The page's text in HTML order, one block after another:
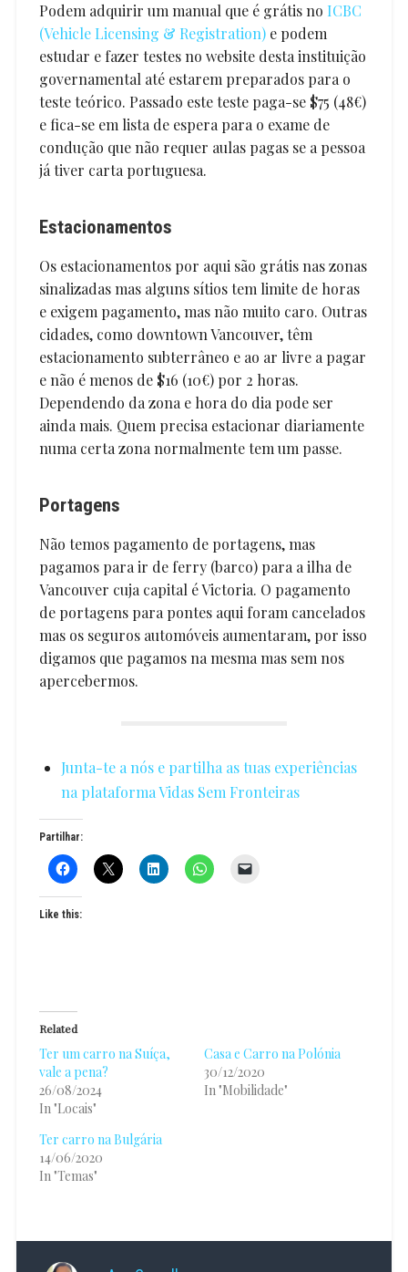
Podem adquirir um manual que é grátis no ICBC
(Vehicle Licensing & Registration)e podem
estudar e fazer testes no website desta instituição
governamental até estarem preparados para o
teste teórico. Passado este teste paga-se $75 (48€)
e fica-se em lista de espera para o exame de
condução que não requer aulas pagas se a pessoa
já tiver carta portuguesa.
Estacionamentos
Os estacionamentos por aqui são grátis nas zonas
sinalizadas mas alguns sítios tem limite de horas
e exigem pagamento, mas não muito caro. Outras
cidades, como downtown Vancouver, têm
estacionamento subterrâneo e ao ar livre a pagar
e não é menos de $16 (10€) por 2 horas.
Dependendo da zona e hora do dia pode ser
ainda mais. Quem precisa estacionar diariamente
numa certa zona normalmente tem um passe.
Portagens
Não temos pagamento de portagens, mas
pagamos para ir de ferry (barco) para a ilha de
Vancouver cuja capital é Victoria. O pagamento
de portagens para pontes aqui foram cancelados
mas os seguros automóveis aumentaram, por isso
digamos que pagamos na mesma mas sem nos
apercebermos.
Junta-te a nós e partilha as tuas experiências
na plataforma Vidas Sem Fronteiras
Partilhar:
Like this:
Related
Ter um carro na Suíça,
vale a pena?
26/08/2024
In "Locais"
Casa e Carro na Polónia
30/12/2020
In "Mobilidade"
Ter carro na Bulgária
14/06/2020
In "Temas"